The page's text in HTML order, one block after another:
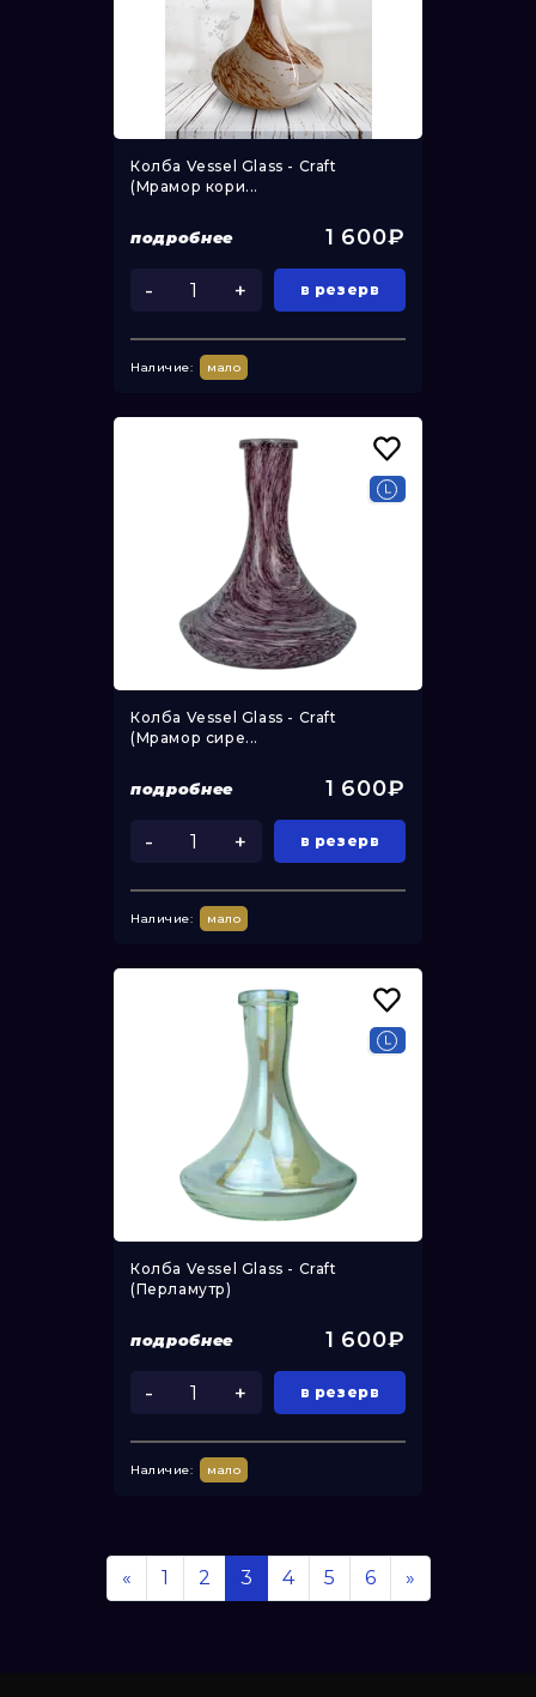
Колба Vessel Glass - Craft
(Мрамор кори...
подробнее 1 600₽
- + в резерв
Наличие: мало
Колба Vessel Glass - Craft
(Мрамор сире...
подробнее 1 600₽
- + в резерв
Наличие: мало
Колба Vessel Glass - Craft
(Перламутр)
подробнее 1 600₽
- + в резерв
Наличие: мало
« 1 2 3 4 5 6 »